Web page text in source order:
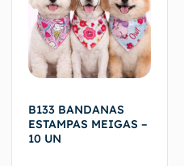
B133 BANDANAS
ESTAMPAS MEIGAS –
10 UN